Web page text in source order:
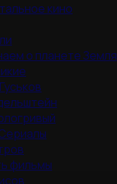
кино
о планете Земля
фильмы